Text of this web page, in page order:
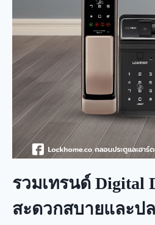
รวมเทรนด์ Digital
สะดวกสบายและป